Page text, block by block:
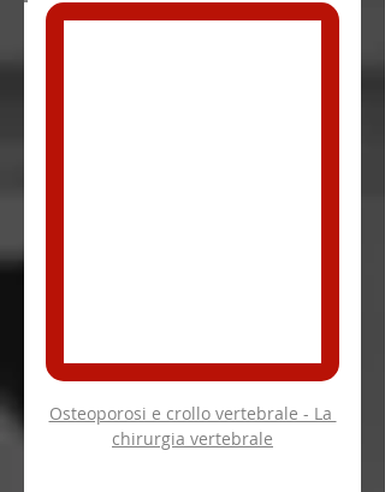
Osteoporosi e crollo vertebrale - La
chirurgia vertebrale